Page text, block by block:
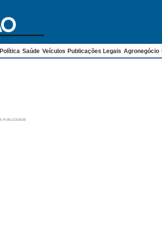
Política Saúde Veículos Publicações Legais Agronegócio